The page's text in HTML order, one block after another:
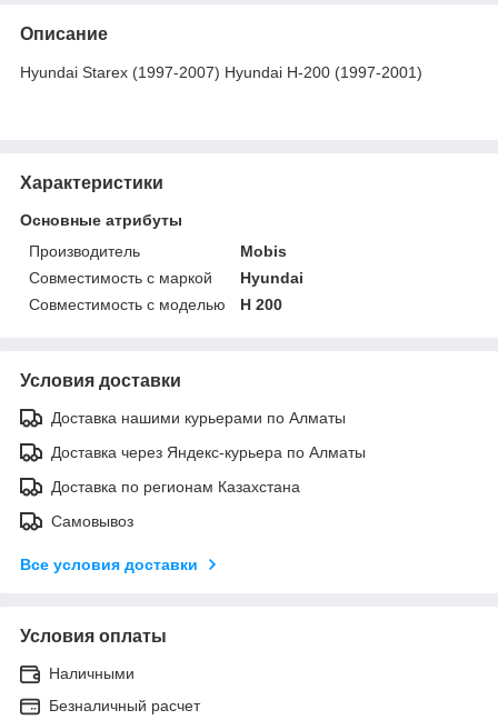
Описание
Hyundai Starex (1997-2007) Hyundai H-200 (1997-2001)
Характеристики
Основные атрибуты
Производитель
Mobis
Совместимость с маркой
Hyundai
Совместимость с моделью
H 200
Условия доставки
Доставка нашими курьерами по Алматы
Доставка через Яндекс-курьера по Алматы
Доставка по регионам Казахстана
Самовывоз
Все условия доставки
Условия оплаты
Наличными
Безналичный расчет